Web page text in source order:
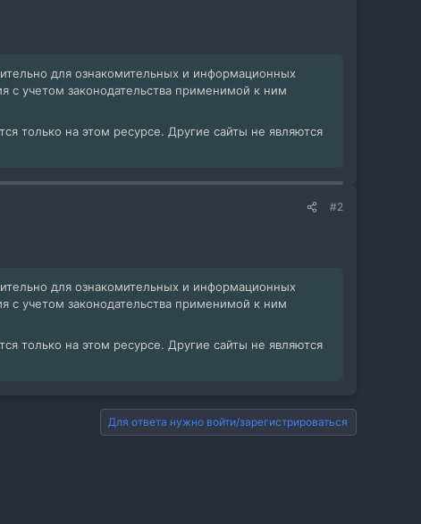
для ознакомительных и информационных
с учетом законодательства применимой к ним
только на этом ресурсе. Другие сайты не являются
#2
для ознакомительных и информационных
с учетом законодательства применимой к ним
только на этом ресурсе. Другие сайты не являются
Для ответа нужно войти/зарегистрироваться